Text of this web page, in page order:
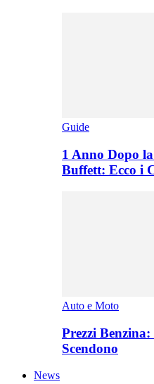
Guide
1 Anno Dopo
Buffett: Ecco i
Auto e Moto
Prezzi Benzina:
Scendono
News